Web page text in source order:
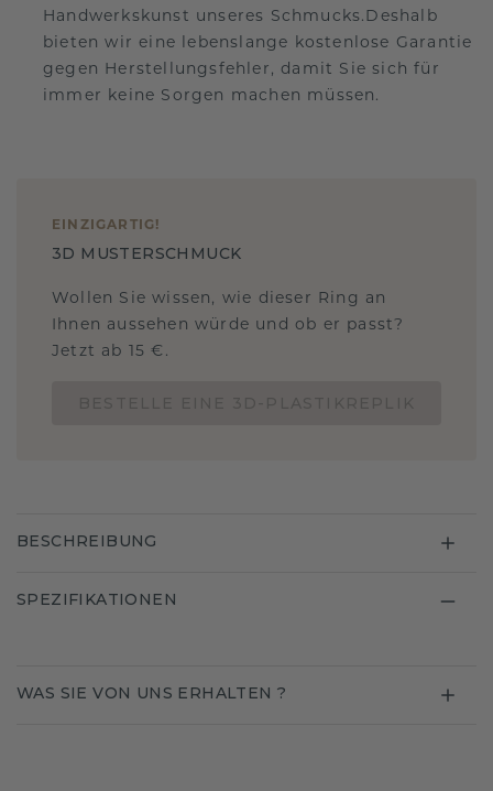
Handwerkskunst unseres Schmucks.Deshalb
bieten wir eine lebenslange kostenlose Garantie
gegen Herstellungsfehler, damit Sie sich für
immer keine Sorgen machen müssen.
EINZIGARTIG !
3D MUSTERSCHMUCK
Wollen Sie wissen, wie dieser Ring an
Ihnen aussehen würde und ob er passt?
Jetzt ab 15 €.
BESCHREIBUNG
SPEZIFIKATIONEN
WAS SIE VON UNS ERHALTEN ?